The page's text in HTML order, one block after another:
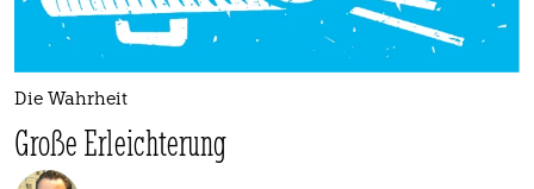
Die Wahrheit
Große Erleichterung